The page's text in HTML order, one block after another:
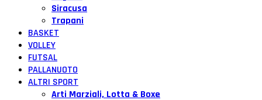
Siracusa
Trapani
BASKET
VOLLEY
FUTSAL
PALLANUOTO
ALTRI SPORT
Arti Marziali, Lotta & Boxe